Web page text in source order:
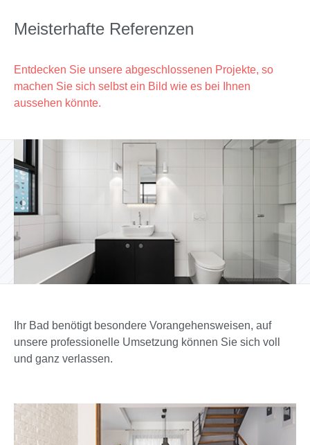
Meisterhafte Referenzen
Entdecken Sie unsere abgeschlossenen Projekte, so
machen Sie sich selbst ein Bild wie es bei Ihnen
aussehen könnte.
Ihr Bad benötigt besondere Vorangehensweisen, auf
unsere professionelle Umsetzung können Sie sich voll
und ganz verlassen.